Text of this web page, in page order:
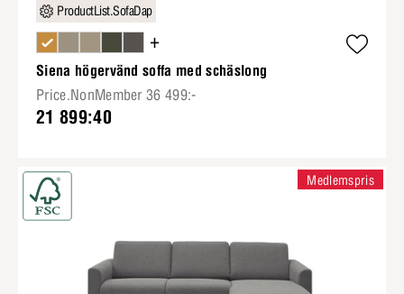
ProductList.SofaDap
+
Siena högervänd soffa med schäslong
Price.NonMember 36 499:-
21 899:40
Medlemspris